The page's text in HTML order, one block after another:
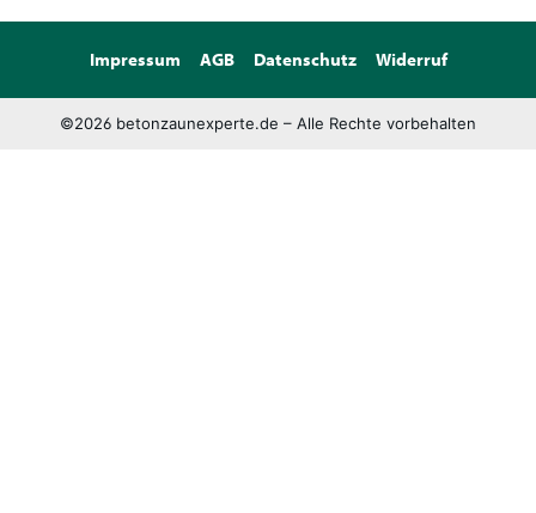
Impressum AGB Datenschutz Widerruf
©2026 betonzaunexperte.de – Alle Rechte vorbehalten